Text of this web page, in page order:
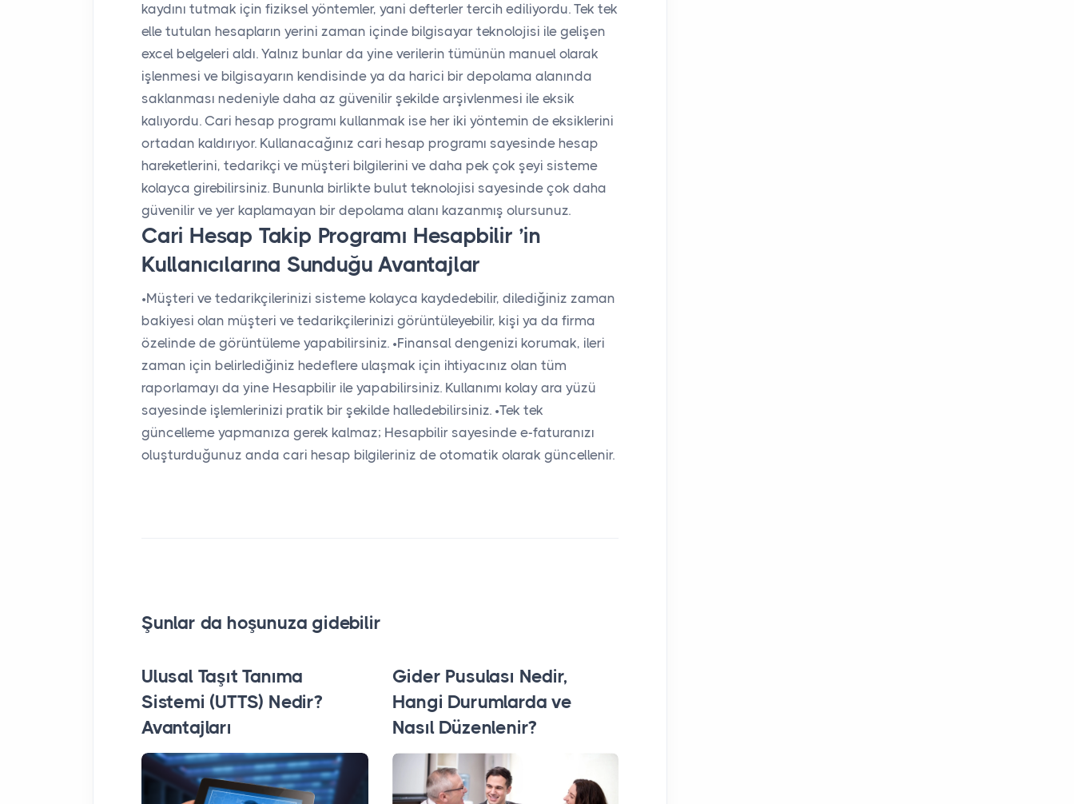
kaydını tutmak için fiziksel yöntemler, yani defterler tercih ediliyordu. Tek tek
elle tutulan hesapların yerini zaman içinde bilgisayar teknolojisi ile gelişen
excel belgeleri aldı. Yalnız bunlar da yine verilerin tümünün manuel olarak
işlenmesi ve bilgisayarın kendisinde ya da harici bir depolama alanında
saklanması nedeniyle daha az güvenilir şekilde arşivlenmesi ile eksik
kalıyordu. Cari hesap programı kullanmak ise her iki yöntemin de eksiklerini
ortadan kaldırıyor. Kullanacağınız cari hesap programı sayesinde hesap
hareketlerini, tedarikçi ve müşteri bilgilerini ve daha pek çok şeyi sisteme
kolayca girebilirsiniz. Bununla birlikte bulut teknolojisi sayesinde çok daha
güvenilir ve yer kaplamayan bir depolama alanı kazanmış olursunuz.
Cari Hesap Takip Programı Hesapbilir ’in
Kullanıcılarına Sunduğu Avantajlar
•Müşteri ve tedarikçilerinizi sisteme kolayca kaydedebilir, dilediğiniz zaman
bakiyesi olan müşteri ve tedarikçilerinizi görüntüleyebilir, kişi ya da firma
özelinde de görüntüleme yapabilirsiniz. •Finansal dengenizi korumak, ileri
zaman için belirlediğiniz hedeflere ulaşmak için ihtiyacınız olan tüm
raporlamayı da yine Hesapbilir ile yapabilirsiniz. Kullanımı kolay ara yüzü
sayesinde işlemlerinizi pratik bir şekilde halledebilirsiniz. •Tek tek
güncelleme yapmanıza gerek kalmaz; Hesapbilir sayesinde e-faturanızı
oluşturduğunuz anda cari hesap bilgileriniz de otomatik olarak güncellenir.
Şunlar da hoşunuza gidebilir
Ulusal Taşıt Tanıma
Sistemi (UTTS) Nedir?
Avantajları
Gider Pusulası Nedir,
Hangi Durumlarda ve
Nasıl Düzenlenir?